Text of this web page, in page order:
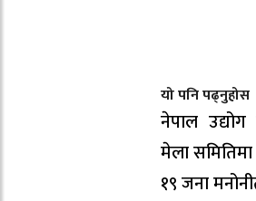
यो पनि पढ्नुहोस
नेपाल
मेला
१९ जना